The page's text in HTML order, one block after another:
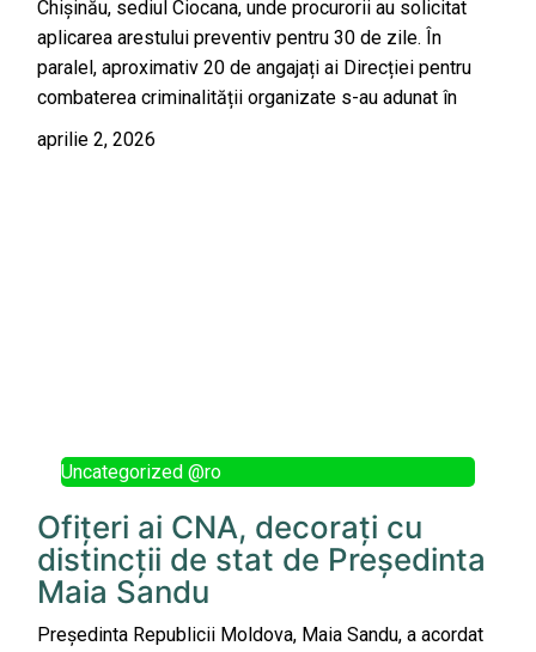
Chișinău, sediul Ciocana, unde procurorii au solicitat
aplicarea arestului preventiv pentru 30 de zile. În
paralel, aproximativ 20 de angajați ai Direcției pentru
combaterea criminalității organizate s-au adunat în
aprilie 2, 2026
Uncategorized @ro
Ofițeri ai CNA, decorați cu
distincții de stat de Președinta
Maia Sandu
Președinta Republicii Moldova, Maia Sandu, a acordat